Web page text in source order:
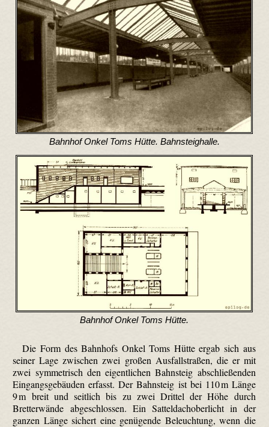
Bahnhof Onkel Toms Hütte. Bahnsteighalle.
Bahnhof Onkel Toms Hütte.
Die Form des Bahnhofs Onkel Toms Hütte ergab sich aus
seiner Lage zwischen zwei großen Ausfallstraßen, die er mit
zwei symmetrisch den eigentlichen Bahnsteig abschließenden
Eingangsgebäuden erfasst. Der Bahnsteig ist bei 110 m Länge
9 m breit und seitlich bis zu zwei Drittel der Höhe durch
Bretterwände abgeschlossen. Ein Satteldachoberlicht in der
ganzen Länge sichert eine genügende Beleuchtung, wenn die